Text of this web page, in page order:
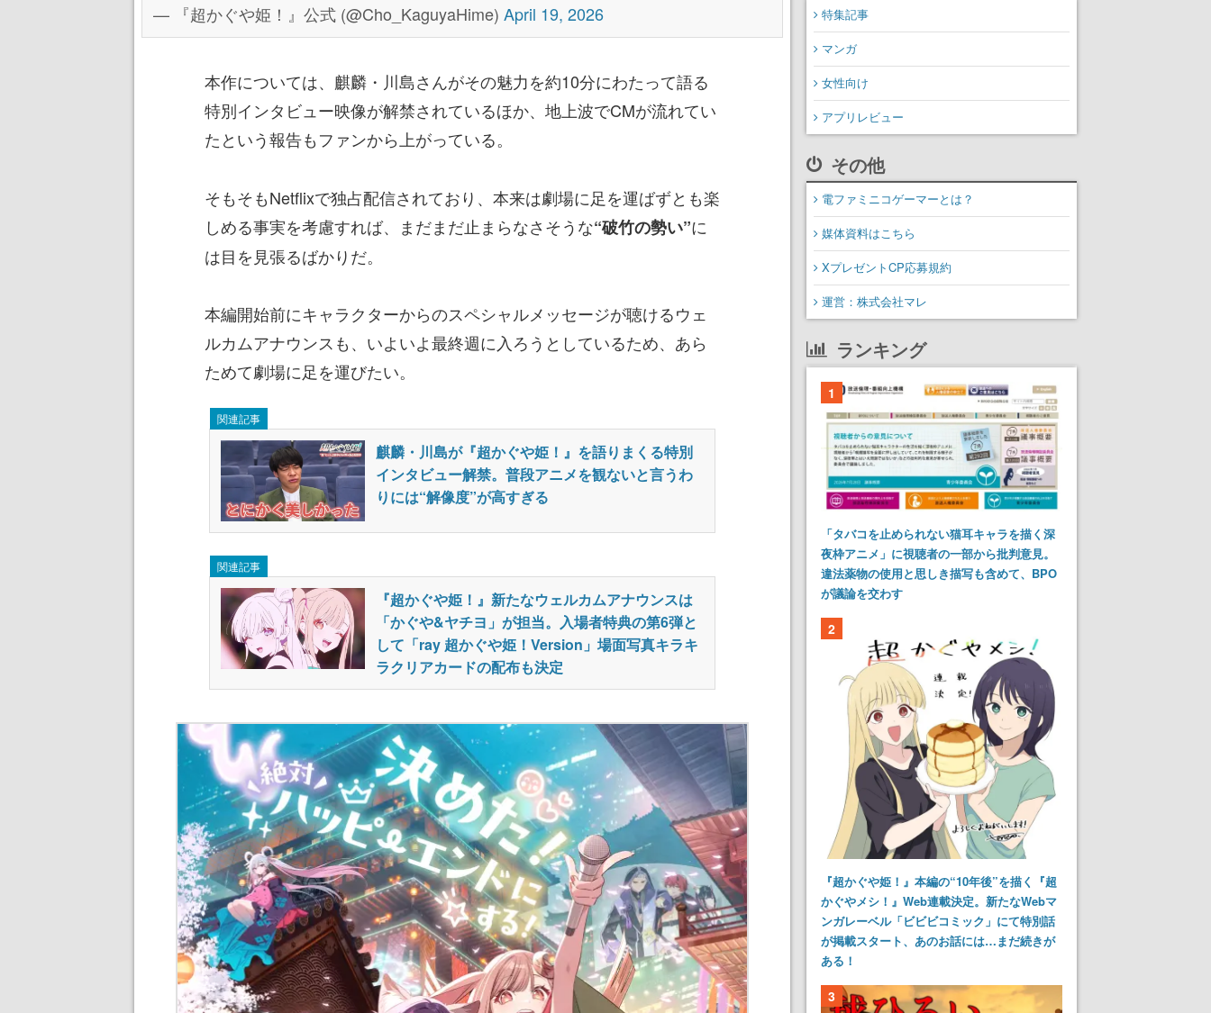
— 『超かぐや姫！』公式 (@Cho_KaguyaHime) April 19, 2026
本作については、麒麟・川島さんがその魅力を約10分にわたって語る
特別インタビュー映像が解禁されているほか、地上波でCMが流れてい
たという報告もファンから上がっている。
そもそもNetflixで独占配信されており、本来は劇場に足を運ばずとも楽
しめる事実を考慮すれば、まだまだ止まらなさそうな“破竹の勢い”に
は目を見張るばかりだ。
本編開始前にキャラクターからのスペシャルメッセージが聴けるウェ
ルカムアナウンスも、いよいよ最終週に入ろうとしているため、あら
ためて劇場に足を運びたい。
関連記事
麒麟・川島が『超かぐや姫！』を語りまくる特別
インタビュー解禁。普段アニメを観ないと言うわ
りには“解像度”が高すぎる
関連記事
『超かぐや姫！』新たなウェルカムアナウンスは
「かぐや&ヤチヨ」が担当。入場者特典の第6弾と
して「ray 超かぐや姫！Version」場面写真キラキ
ラクリアカードの配布も決定
特集記事
マンガ
女性向け
アプリレビュー
その他
電ファミニコゲーマーとは？
媒体資料はこちら
XプレゼントCP応募規約
運営：株式会社マレ
ランキング
1
「タバコを止められない猫耳キャラを描く深
夜枠アニメ」に視聴者の一部から批判意見。
違法薬物の使用と思しき描写も含めて、BPO
が議論を交わす
2
『超かぐや姫！』本編の“10年後”を描く『超
かぐやメシ！』Web連載決定。新たなWebマ
ンガレーベル「ビビビコミック」にて特別話
が掲載スタート、あのお話には…まだ続きが
ある！
3